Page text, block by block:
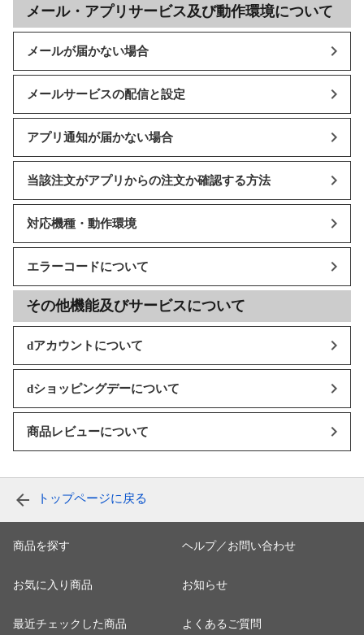
メール・アプリサービス及び動作環境について
メールが届かない場合
メールサービスの配信と設定
アプリ通知が届かない場合
当該注文がアプリからの注文か確認する方法
対応機種・動作環境
エラーコードについて
その他機能及びサービスについて
dアカウントについて
dショッピングデーについて
商品レビューについて
トップページに戻る
商品を探す
お気に入り商品
最近チェックした商品
ヘルプ／お問い合わせ
お知らせ
よくあるご質問